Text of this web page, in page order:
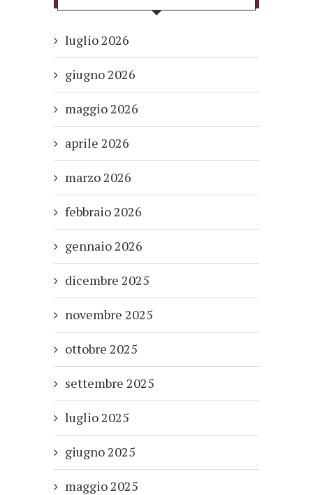
luglio 2026
giugno 2026
maggio 2026
aprile 2026
marzo 2026
febbraio 2026
gennaio 2026
dicembre 2025
novembre 2025
ottobre 2025
settembre 2025
luglio 2025
giugno 2025
maggio 2025